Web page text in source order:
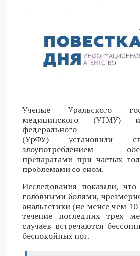
Ученые Уральского
медицинского (УГМУ) и
федерального
(УрФУ) установили
злоупотреблением
препаратами при частых
проблемами со сном.
Исследования показали,
головными болями,
анальгетики (не менее чем
течение последних трех
случаев встречаются
беспокойных ног.